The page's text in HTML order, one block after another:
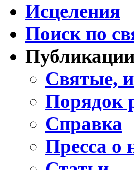
Исцеления
Поиск по
Святые,
Порядок
Справка
Пресса о